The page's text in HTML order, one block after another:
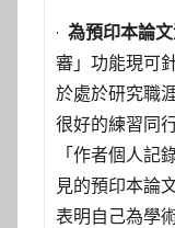
· 為預印本論
審」功能現可
於處於研究職
很好的練習同
「作者個人記
見的預印本論
表明自己為學